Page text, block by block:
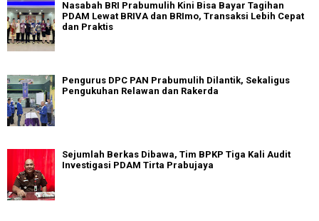
Nasabah BRI Prabumulih Kini Bisa Bayar Tagihan
PDAM Lewat BRIVA dan BRImo, Transaksi Lebih Cepat
dan Praktis
Pengurus DPC PAN Prabumulih Dilantik, Sekaligus
Pengukuhan Relawan dan Rakerda
Sejumlah Berkas Dibawa, Tim BPKP Tiga Kali Audit
Investigasi PDAM Tirta Prabujaya